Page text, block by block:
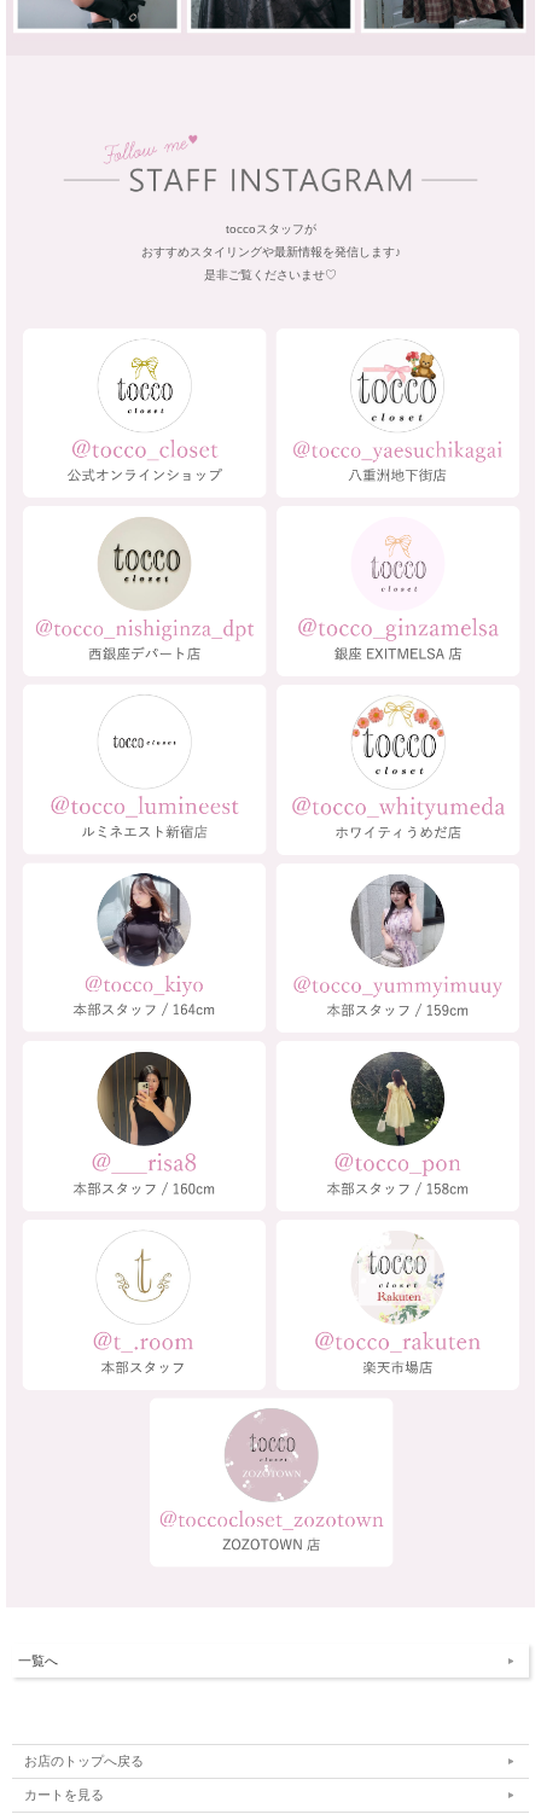
toccoスタッフが
おすすめスタイリングや最新情報を発信します♪
是非ご覧くださいませ♡
一覧へ
お店のトップへ戻る
カートを見る